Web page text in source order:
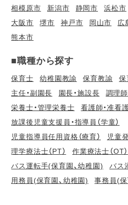
相模原市
新潟市 静岡市 浜松市
大阪市
堺市 神戸市 岡山市 広
熊本市
■職種から探す
保育士 幼稚園教諭 保育教諭 保
主任・副園長
園長・施設長
調理
栄養士・管理栄養士
看護師・准看
放課後児童支援員・指導員（学童）
児童指導員任用資格（療育）
児童
理学療法士（PT）
作業療法士（OT）
バス運転手(保育園、幼稚園)
バス
用務員(保育園、幼稚園)
事務員(保